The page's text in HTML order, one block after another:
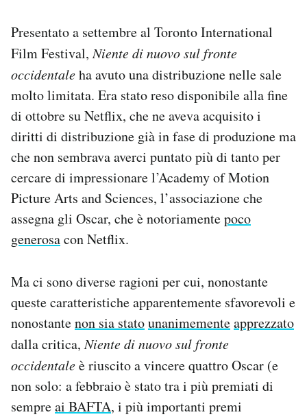
Presentato a settembre al Toronto International
Film Festival,Niente di nuovo sul fronte
occidentaleha avuto una distribuzione nelle sale
molto limitata. Era stato reso disponibile alla fine
di ottobre su Netflix, che ne aveva acquisito i
diritti di distribuzione già in fase di produzione ma
che non sembrava averci puntato più di tanto per
cercare di impressionare l’Academy of Motion
Picture Arts and Sciences, l’associazione che
assegna gli Oscar, che è notoriamentepoco
generosacon Netflix.
Ma ci sono diverse ragioni per cui, nonostante
queste caratteristiche apparentemente sfavorevoli e
nonostantenon sia statounanimementeapprezzato
dalla critica,Niente di nuovo sul fronte
occidentaleè riuscito a vincere quattro Oscar (e
non solo: a febbraio è stato tra i più premiati di
sempreai BAFTA, i più importanti premi